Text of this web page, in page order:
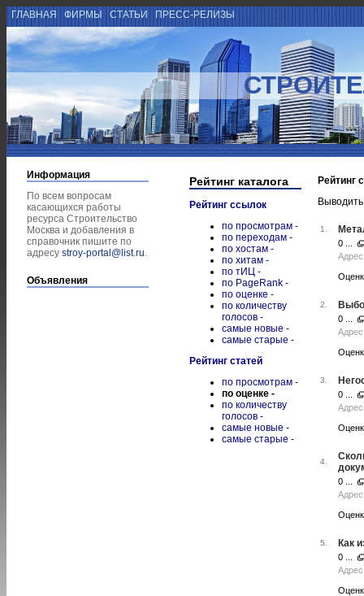
ГЛАВНАЯ ФИРМЫ СТАТЬИ ПРЕСС-РЕЛИЗЫ
Информация
По всем вопросам
касающихся работы
ресурса Строительство
Москва и добавления в
справочник пишите по
адресу stroy-portal@list.ru.
Объявления
Рейтинг каталога
Рейтинг ссылок
по просмотрам -
по переходам -
по хостам -
по хитам -
по тИЦ -
по PageRank -
по оценке -
по количеству
голосов -
самые новые -
самые старые -
Рейтинг статей
по просмотрам -
по оценке -
по количеству
голосов -
самые новые -
самые старые -
Рейтинг
1.
0 ...
2.
0 ...
3.
0 ...
4.
0 ...
5. Как
0 ...